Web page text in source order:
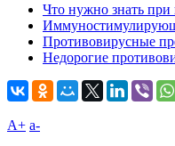
Что нужно знать при
Противовирусные
Недорогие
A+ а-